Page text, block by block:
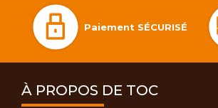
Paiement SÉCURISÉ
À PROPOS DE TOC